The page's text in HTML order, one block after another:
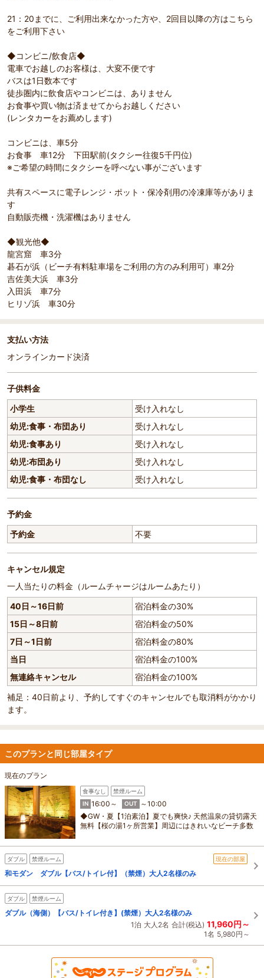
21：20までに、ご利用出来なかった方や、2回目以降の方はこちら
をご利用下さい
◆コンビニ/飲食店◆
電車でお越しのお客様は、大変不便です
バスは1日数本です
徒歩圏内に飲食店やコンビニは、ありません
お食事や買い物は済ませてからお越しください
(レンタカーをお薦めします)
コンビニは、車5分
お食事 車12分 下田駅前(タクシー往復5千円位)
※ご希望の時間にタクシーを呼べない事がございます
共有スペースに電子レンジ・ポット・保冷剤用の冷凍庫等がありま
す
自動販売機・洗濯機はありません
◆観光他◆
龍宮窟 車3分
碁石が浜（ビーチ有料駐車場をご利用の方のみ利用可）車2分
吉佐美大浜 車3分
入田浜 車7分
ヒリゾ浜 車30分
支払い方法
オンラインカード決済
子供料金
小学生
受け入れなし
幼児:食事・布団あり
受け入れなし
幼児:食事あり
受け入れなし
幼児:布団あり
受け入れなし
幼児:食事・布団なし
受け入れなし
予約金
予約金
不要
キャンセル規定
一人当たりの料金（ルームチャージはルームあたり）
40日～16日前
宿泊料金の30%
15日～8日前
宿泊料金の50%
7日～1日前
宿泊料金の80%
当日
宿泊料金の100%
無連絡キャンセル
宿泊料金の100%
補足：40日前より、予約してすぐのキャンセルでも取消料がかかり
ます。
このプランと同じ部屋タイプ
現在のプラン
食事なし
禁煙ルーム
IN 16:00～ OUT
～10:00
◆GW・夏【1泊素泊】夏でも爽快♪ 天然温泉の貸切露天
無料【桜の湯1ヶ所営業】周辺にはきれいなビーチ多数
ダブル 禁煙ルーム 現在の部屋
和モダン ダブル【バス/トイレ付】（禁煙）大人2名様のみ
ダブル 禁煙ルーム
ダブル（海側）【バス/トイレ付き】(禁煙）大人2名様のみ
1泊 大人2名 合計(税込) 11,960円～
1名 5,980円～